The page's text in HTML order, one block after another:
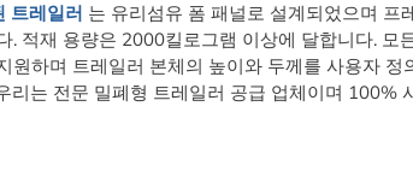
트레일러 는 유리섬유 폼 패널로 설계되었으며 프
. 적재 용량은 2000킬로그램 이상에 달합니다. 모
원하며 트레일러 본체의 높이와 두께를 사용자 정
리는 전문 밀폐형 트레일러 공급 업체이며 100%